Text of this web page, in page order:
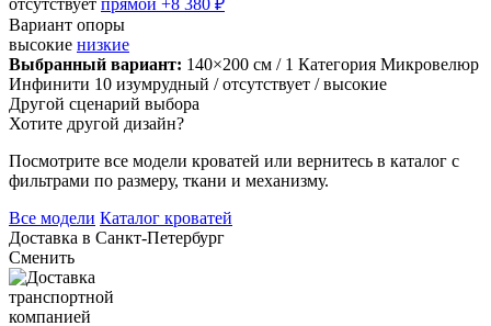
отсутствует прямой +8 380 ₽
Вариант опоры
высокие низкие
Выбранный вариант: 140×200 см / 1 Категория Микровелюр
Инфинити 10 изумрудный / отсутствует / высокие
Другой сценарий выбора
Хотите другой дизайн?
Посмотрите все модели кроватей или вернитесь в каталог с
фильтрами по размеру, ткани и механизму.
Все модели Каталог кроватей
Доставка в Санкт-Петербург
Сменить